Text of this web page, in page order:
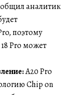
аналитик
поэтому
Pro может
A20 Pro
Chip on